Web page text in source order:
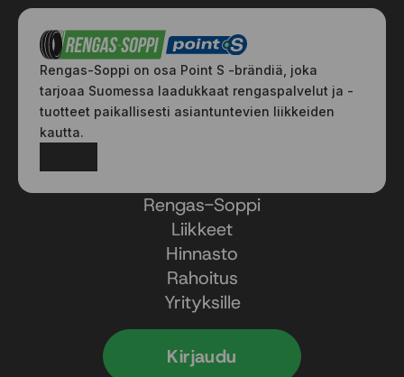
Rengas-Soppi on osa Point S -brändiä, joka
tarjoaa Suomessa laadukkaat rengaspalvelut ja -
tuotteet paikallisesti asiantuntevien liikkeiden
kautta.
Rengas-Soppi
Liikkeet
Hinnasto
Rahoitus
Yrityksille
Kirjaudu